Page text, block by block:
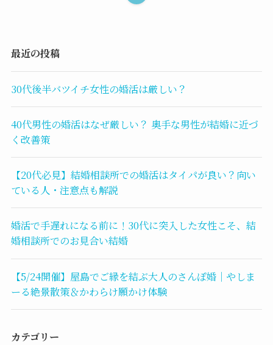
最近の投稿
30代後半バツイチ女性の婚活は厳しい？
40代男性の婚活はなぜ厳しい？ 奥手な男性が結婚に近づ
く改善策
【20代必見】結婚相談所での婚活はタイパが良い？向い
ている人・注意点も解説
婚活で手遅れになる前に！30代に突入した女性こそ、結
婚相談所でのお見合い結婚
【5/24開催】屋島でご縁を結ぶ大人のさんぽ婚｜やしま
ーる絶景散策＆かわらけ願かけ体験
カテゴリー